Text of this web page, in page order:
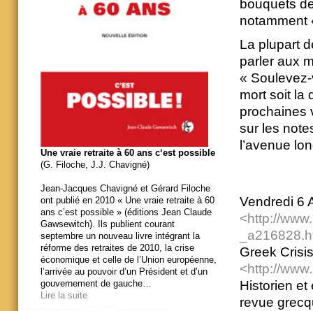
bouquets
notamment
La plupart
parler aux
«
mort soit la
prochaines
sur les
l’avenue
Vendredi 6
<http://
Greek
<http://
Historien et
revue
Une vraie retraite à 60 ans c‘est possible
(G. Filoche, J.J. Chavigné)
Jean-Jacques Chavigné et Gérard Filoche
ont publié en 2010 « Une vraie retraite à 60
ans c’est possible » (éditions Jean Claude
Gawsewitch). Ils publient courant
septembre un nouveau livre intégrant la
réforme des retraites de 2010, la crise
économique et celle de l’Union européenne,
l’arrivée au pouvoir d’un Président et d’un
gouvernement de gauche…
Lire la suite